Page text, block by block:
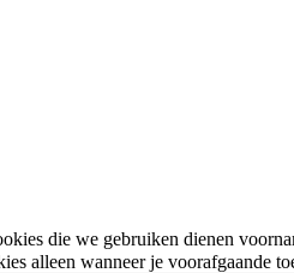
die we gebruiken dienen
alleen wanneer je voorafgaande